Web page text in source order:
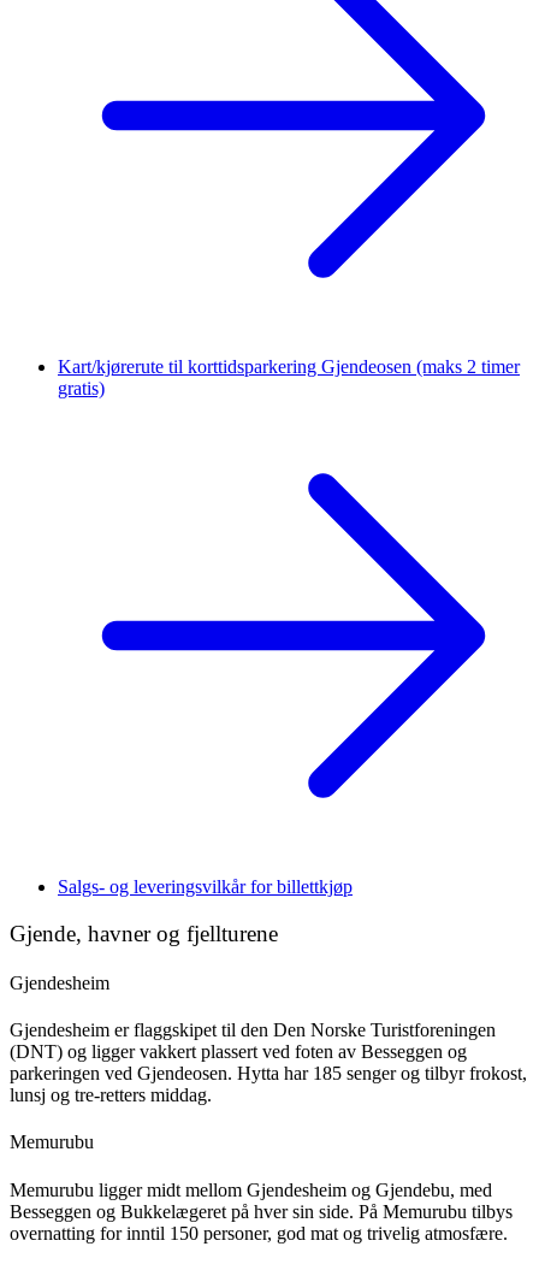
Kart/kjørerute til korttidsparkering Gjendeosen (maks 2 timer
gratis)
Salgs- og leveringsvilkår for billettkjøp
Gjende, havner og fjellturene
Gjendesheim
Gjendesheim er flaggskipet til den Den Norske Turistforeningen
(DNT) og ligger vakkert plassert ved foten av Besseggen og
parkeringen ved Gjendeosen. Hytta har 185 senger og tilbyr frokost,
lunsj og tre-retters middag.
Memurubu
Memurubu ligger midt mellom Gjendesheim og Gjendebu, med
Besseggen og Bukkelægeret på hver sin side. På Memurubu tilbys
overnatting for inntil 150 personer, god mat og trivelig atmosfære.